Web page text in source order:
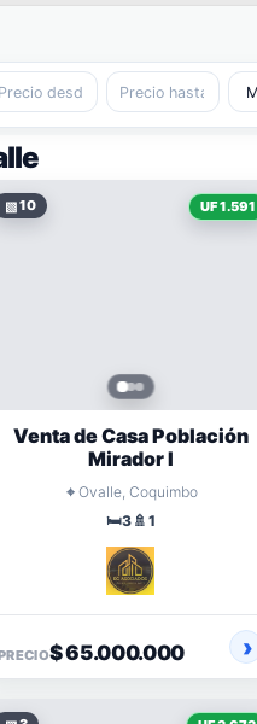
▧10 UF 1.591
Venta de Casa Población
Mirador I
⌖ Ovalle, Coquimbo
🛏️3 🚿 1
$ 65.000.000